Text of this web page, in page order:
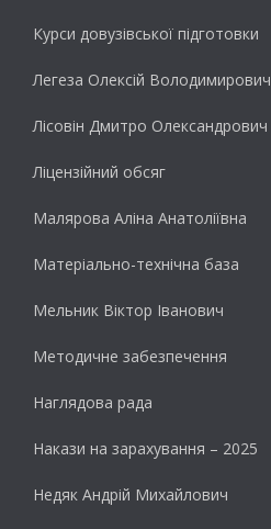
Курси довузівської підготовки
Легеза Олексій Володимирович
Лісовін Дмитро Олександрович
Ліцензійний обсяг
Малярова Аліна Анатоліївна
Матеріально-технічна база
Мельник Віктор Іванович
Методичне забезпечення
Наглядова рада
Накази на зарахування – 2025
Недяк Андрій Михайлович